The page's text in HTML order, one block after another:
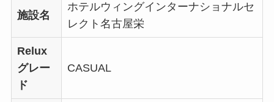
施設名
ホテルウィングインターナショナルセ
レクト名古屋栄
Relux
グレー
ド
CASUAL